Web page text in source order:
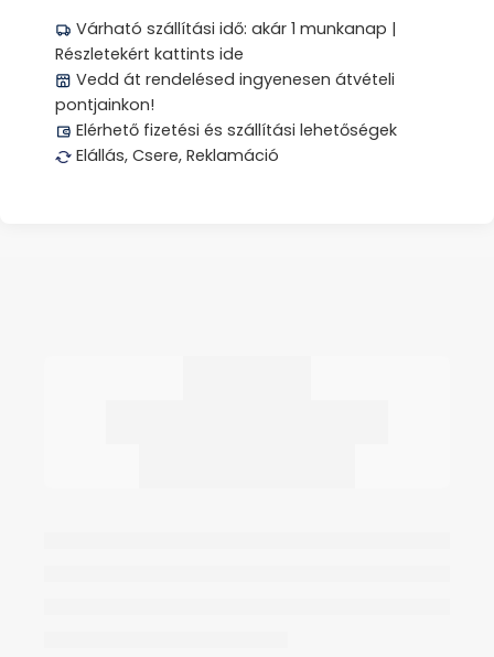
Várható szállítási idő: akár 1 munkanap |
Részletekért kattints ide
Vedd át rendelésed ingyenesen átvételi
pontjainkon!
Elérhető fizetési és szállítási lehetőségek
Elállás, Csere, Reklamáció